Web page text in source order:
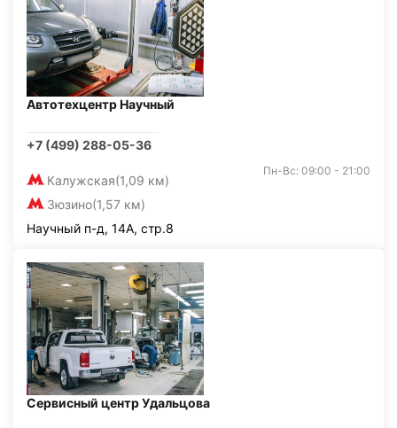
Автотехцентр Научный
+7 (499) 288-05-36
Калужская(1,09 км)
Зюзино(1,57 км)
Пн-Вс: 09:00 - 21:00
Научный п-д, 14А, стр.8
Сервисный центр Удальцова